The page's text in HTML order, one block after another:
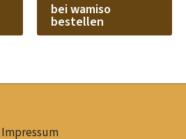
bei wamiso
bestellen
Impressum